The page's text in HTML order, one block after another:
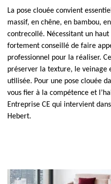
La pose clouée convient
massif, en chêne, en bambou,
contrecollé. Nécessitant un
fortement conseillé de faire
professionnel pour la réaliser.
préserver la texture, le
utilisée. Pour une pose clouée
vous fier à la compétence et
Entreprise CE qui intervient
Hebert.